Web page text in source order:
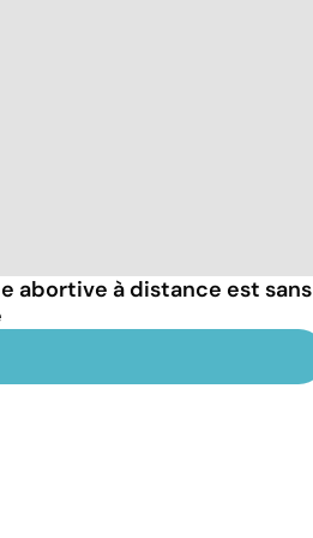
abortive à distance est sans